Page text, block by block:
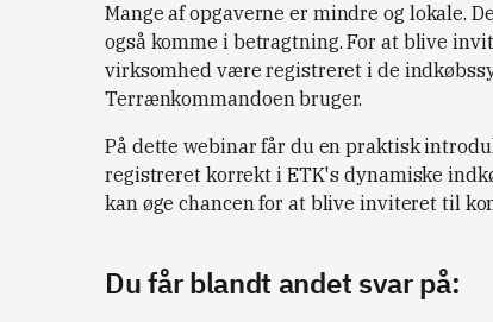
Mange af opgaverne er mindre og lokale.
også komme i betragtning. For at blive
virksomhed være registreret i de
Terrænkommandoen bruger.
På dette webinar får du en praktisk
registreret korrekt i ETK's dynamiske
kan øge chancen for at blive inviteret til
Du får blandt andet svar på: